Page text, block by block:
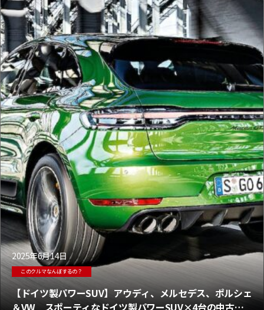
2025年6月14日
このクルマなんぼするの？
【ドイツ製パワーSUV】アウディ、メルセデス、ポルシェ
＆VW スポーティなドイツ製パワーSUV×4台の中古車